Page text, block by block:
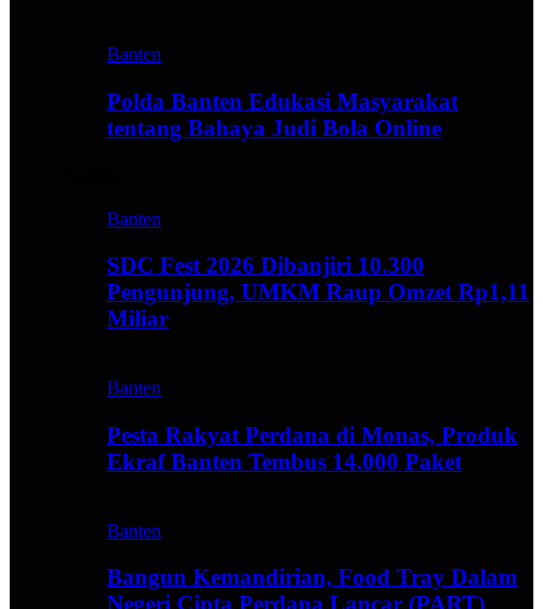
Banten
Polda Banten Edukasi Masyarakat
tentang Bahaya Judi Bola Online
Banten
SDC Fest 2026 Dibanjiri 10.300
Pengunjung, UMKM Raup Omzet Rp1,11
Miliar
Banten
Pesta Rakyat Perdana di Monas, Produk
Ekraf Banten Tembus 14.000 Paket
Banten
Bangun Kemandirian, Food Tray Dalam